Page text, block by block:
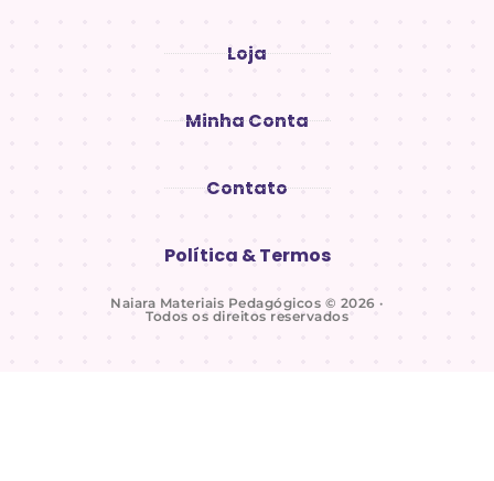
Loja
Minha Conta
Contato
Política & Termos
Naiara Materiais Pedagógicos © 2026 ·
Todos os direitos reservados